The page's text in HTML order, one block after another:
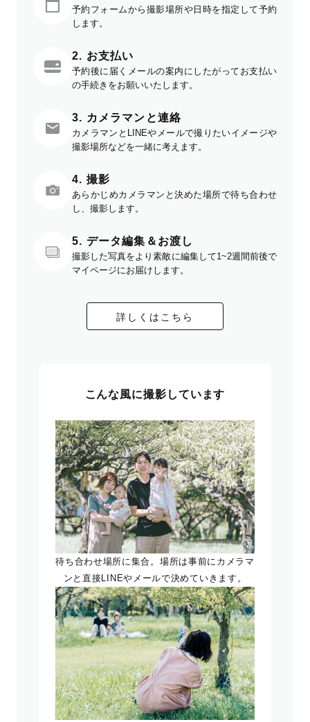
予約フォームから撮影場所や日時を指定して予約
します。
2. お支払い
予約後に届くメールの案内にしたがってお支払い
の手続きをお願いいたします。
3. カメラマンと連絡
カメラマンとLINEやメールで撮りたいイメージや
撮影場所などを一緒に考えます。
4. 撮影
あらかじめカメラマンと決めた場所で待ち合わせ
し、撮影します。
5. データ編集＆お渡し
撮影した写真をより素敵に編集して1~2週間前後で
マイページにお届けします。
詳しくはこちら
こんな風に撮影しています
待ち合わせ場所に集合。場所は事前にカメラマ
ンと直接LINEやメールで決めていきます。